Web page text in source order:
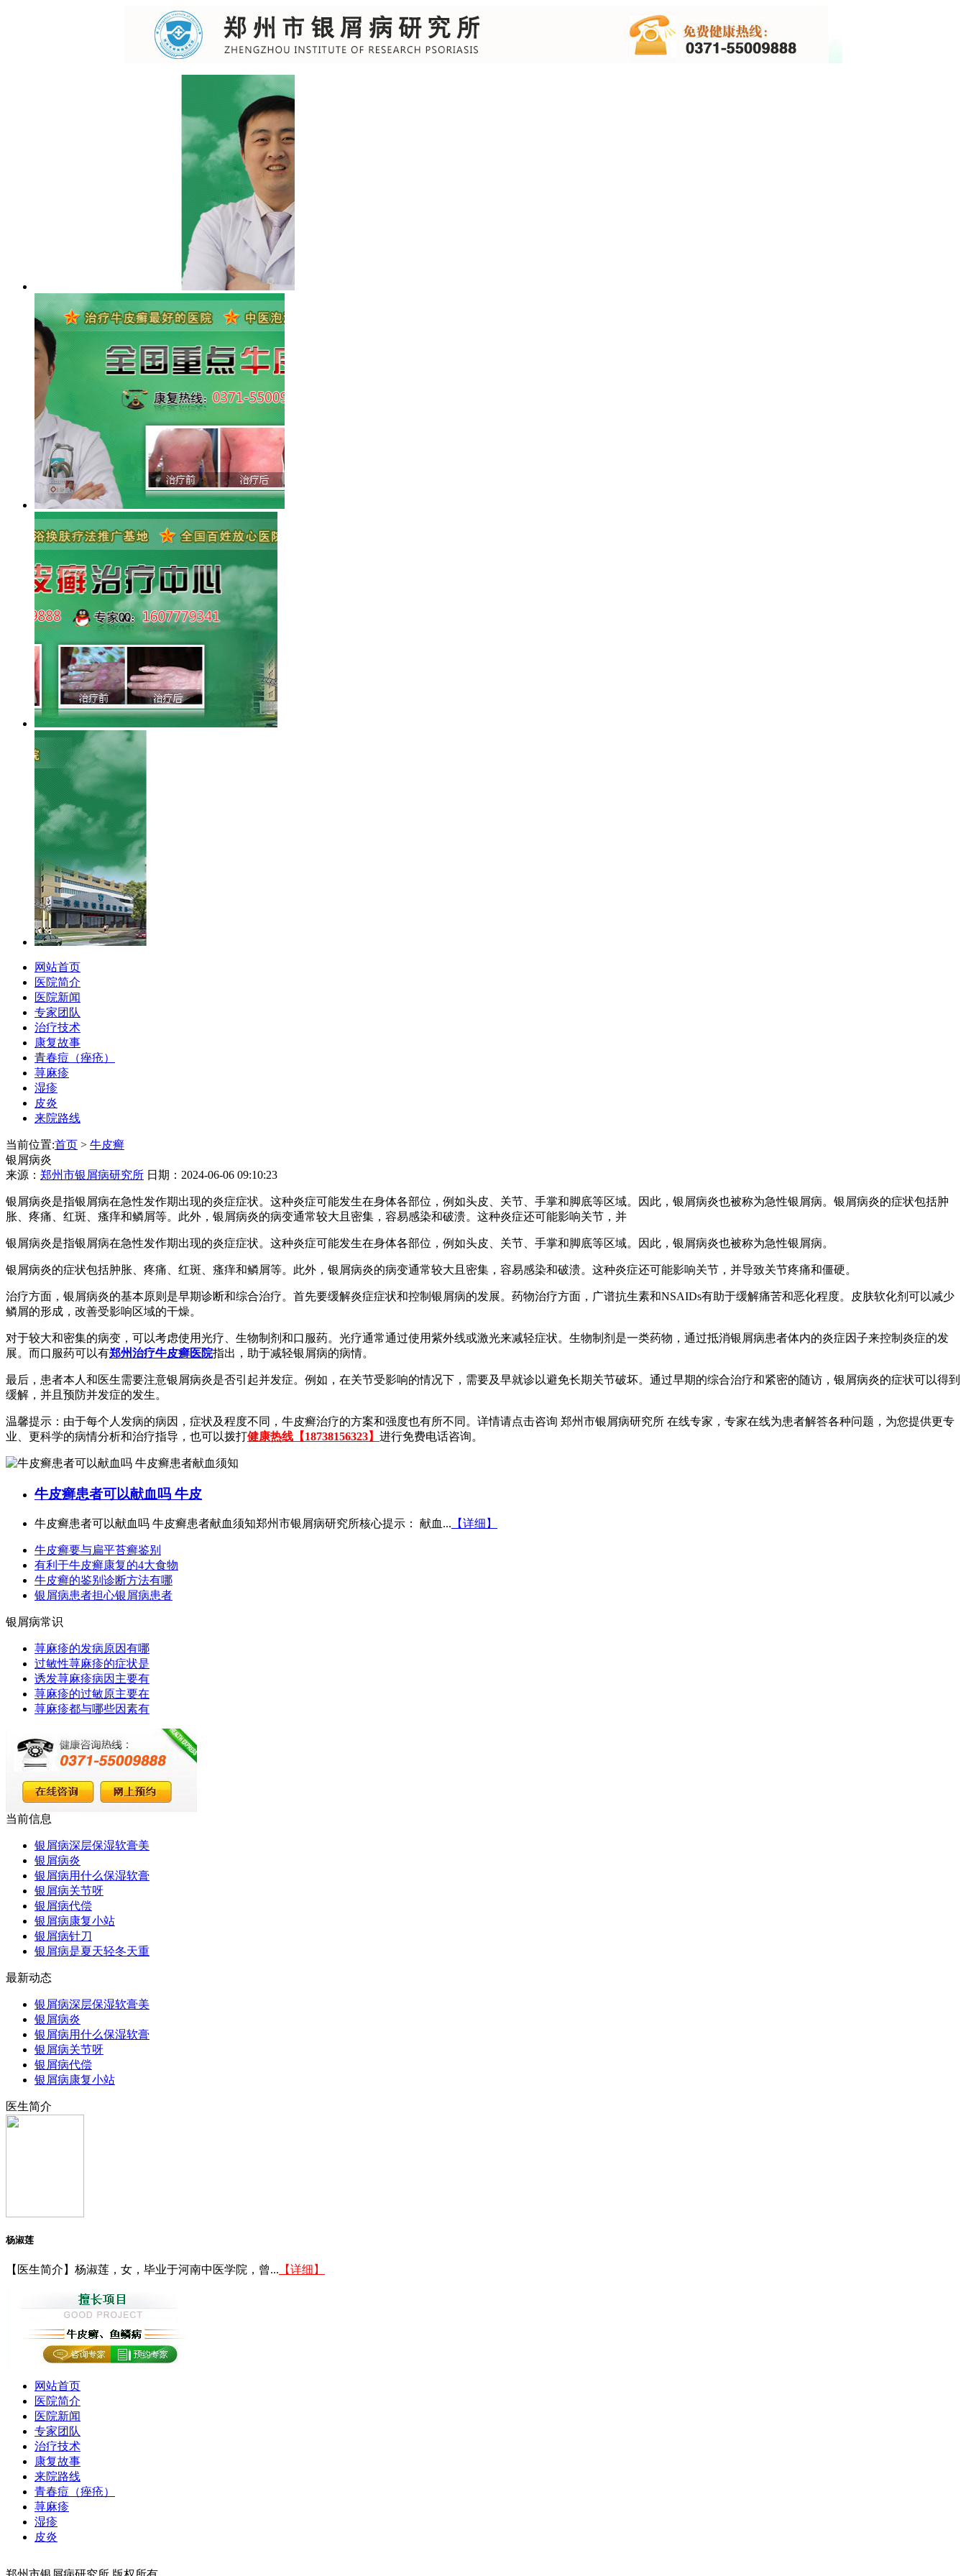
网站首页
医院简介
医院新闻
专家团队
治疗技术
康复故事
青春痘（痤疮）
荨麻疹
湿疹
皮炎
来院路线
当前位置:首页 > 牛皮癣
银屑病炎
来源： 郑州市银屑病研究所 日期：2024-06-06 09:10:23
银屑病炎是指银屑病在急性发作期出现的炎症症状。这种炎症可能发生在身体各部位，例如头皮、关节、手掌和脚底等区域。因此，银屑病炎也被称为急性银屑病。银屑病炎的症状包括肿
胀、疼痛、红斑、瘙痒和鳞屑等。此外，银屑病炎的病变通常较大且密集，容易感染和破溃。这种炎症还可能影响关节，并
银屑病炎是指银屑病在急性发作期出现的炎症症状。这种炎症可能发生在身体各部位，例如头皮、关节、手掌和脚底等区域。因此，银屑病炎也被称为急性银屑病。
银屑病炎的症状包括肿胀、疼痛、红斑、瘙痒和鳞屑等。此外，银屑病炎的病变通常较大且密集，容易感染和破溃。这种炎症还可能影响关节，并导致关节疼痛和僵硬。
治疗方面，银屑病炎的基本原则是早期诊断和综合治疗。首先要缓解炎症症状和控制银屑病的发展。药物治疗方面，广谱抗生素和NSAIDs有助于缓解痛苦和恶化程度。皮肤软化剂可以减少
鳞屑的形成，改善受影响区域的干燥。
对于较大和密集的病变，可以考虑使用光疗、生物制剂和口服药。光疗通常通过使用紫外线或激光来减轻症状。生物制剂是一类药物，通过抵消银屑病患者体内的炎症因子来控制炎症的发
展。而口服药可以有郑州治疗牛皮癣医院指出，助于减轻银屑病的病情。
最后，患者本人和医生需要注意银屑病炎是否引起并发症。例如，在关节受影响的情况下，需要及早就诊以避免长期关节破坏。通过早期的综合治疗和紧密的随访，银屑病炎的症状可以得到
缓解，并且预防并发症的发生。
温馨提示：由于每个人发病的病因，症状及程度不同，牛皮癣治疗的方案和强度也有所不同。详情请点击咨询 郑州市银屑病研究所 在线专家 ，专家在线为患者解答各种问题，为您提供更专
业、更科学的病情分析和治疗指导，也可以拨打健康热线【18738156323】 进行免费电话咨询。
牛皮癣患者可以献血吗 牛皮
牛皮癣患者可以献血吗 牛皮癣患者献血须知郑州市银屑病研究所核心提示： 献血... 【详细】
牛皮癣要与扁平苔癣鉴别
有利于牛皮癣康复的4大食物
牛皮癣的鉴别诊断方法有哪
银屑病患者担心银屑病患者
银屑病常识
荨麻疹的发病原因有哪
过敏性荨麻疹的症状是
诱发荨麻疹病因主要有
荨麻疹的过敏原主要在
荨麻疹都与哪些因素有
当前信息
银屑病深层保湿软膏美
银屑病炎
银屑病用什么保湿软膏
银屑病关节呀
银屑病代偿
银屑病康复小站
银屑病针刀
银屑病是夏天轻冬天重
最新动态
银屑病深层保湿软膏美
银屑病炎
银屑病用什么保湿软膏
银屑病关节呀
银屑病代偿
银屑病康复小站
医生简介
杨淑莲
【医生简介】杨淑莲，女，毕业于河南中医学院，曾... 【详细】
网站首页
医院简介
医院新闻
专家团队
治疗技术
康复故事
来院路线
青春痘（痤疮）
荨麻疹
湿疹
皮炎